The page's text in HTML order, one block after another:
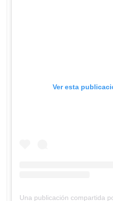
Ver esta
Una publicación compartida